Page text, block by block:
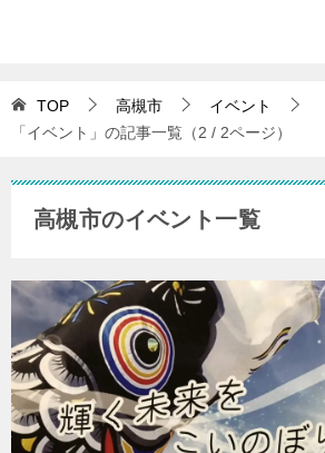
TOP 高槻市
イベント
「イベント」の記事一覧（2 / 2ページ）
高槻市のイベント一覧